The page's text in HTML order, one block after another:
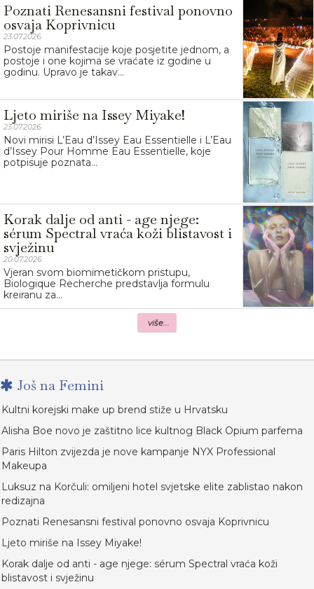
Poznati Renesansni festival ponovno
osvaja Koprivnicu
23.07.2026.
Postoje manifestacije koje posjetite jednom, a
postoje i one kojima se vraćate iz godine u
godinu. Upravo je takav...
Ljeto miriše na Issey Miyake!
23.07.2026.
Novi mirisi L’Eau d’Issey Eau Essentielle i L’Eau
d’Issey Pour Homme Eau Essentielle, koje
potpisuje poznata...
Korak dalje od anti - age njege:
sérum Spectral vraća koži blistavost i
svježinu
20.07.2026.
Vjeran svom biomimetičkom pristupu,
Biologique Recherche predstavlja formulu
kreiranu za...
više...
Još na Femini
Kultni korejski make up brend stiže u Hrvatsku
Alisha Boe novo je zaštitno lice kultnog Black Opium parfema
Paris Hilton zvijezda je nove kampanje NYX Professional
Makeupa
Luksuz na Korčuli: omiljeni hotel svjetske elite zablistao nakon
redizajna
Poznati Renesansni festival ponovno osvaja Koprivnicu
Ljeto miriše na Issey Miyake!
Korak dalje od anti - age njege: sérum Spectral vraća koži
blistavost i svježinu